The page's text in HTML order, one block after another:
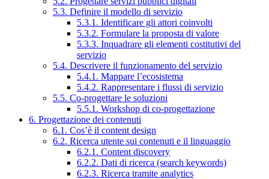
5.3. Definire il modello di servizio
5.3.1. Identificare gli attori coinvolti
5.3.2. Formulare la proposta di valore
5.3.3. Inquadrare gli elementi costitutivi del
servizio
5.4. Descrivere il funzionamento del servizio
5.4.1. Mappare l’ecosistema
5.4.2. Rappresentare i flussi di servizio
5.5. Co-progettare le soluzioni
5.5.1. Workshop di co-progettazione
6. Progettazione dei contenuti
6.1. Cos’è il content design
6.2. Ricerca utente sui contenuti e il linguaggio
6.2.1. Content discovery
6.2.2. Dati di ricerca (search keywords)
6.2.3. Ricerca tramite analytics